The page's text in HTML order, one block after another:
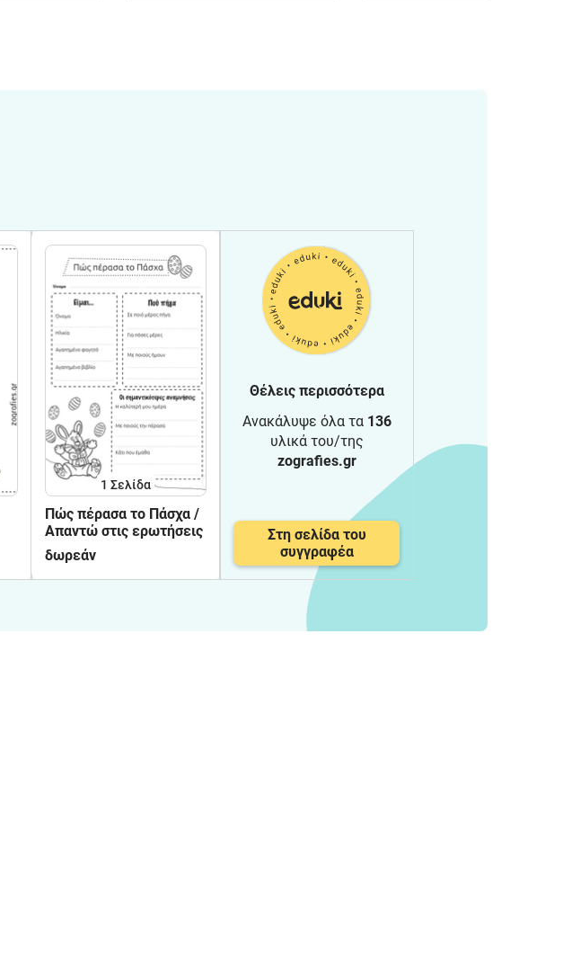
1 Σελίδα
Πώς πέρασα το Πάσχα /
Απαντώ στις ερωτήσεις
δωρεάν
Θέλεις περισσότερα
Ανακάλυψε όλα τα 136
υλικά του/της
zografies.gr
Στη σελίδα του
συγγραφέα